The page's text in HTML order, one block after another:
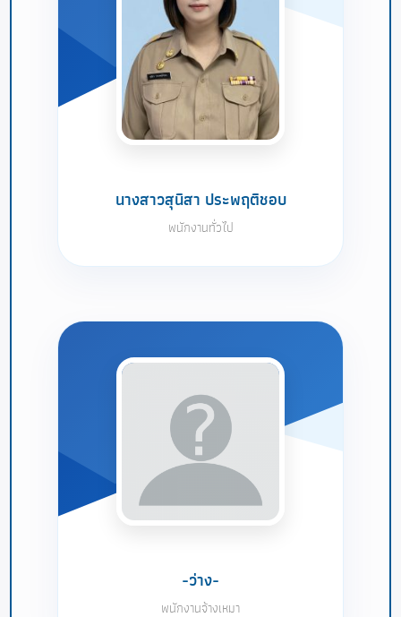
นางสาวสุนิสา ประพฤติชอบ
พนักงานทั่วไป
-ว่าง-
พนักงานจ้างเหมา